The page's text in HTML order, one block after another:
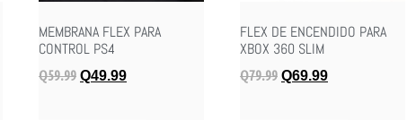
MEMBRANA FLEX PARA
CONTROL PS4
Q59.99 Q49.99
FLEX DE ENCENDIDO PARA
XBOX 360 SLIM
Q79.99 Q69.99